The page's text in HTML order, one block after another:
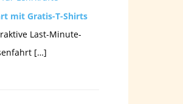
mit Gratis-T-Shirts
Last-Minute-
[…]